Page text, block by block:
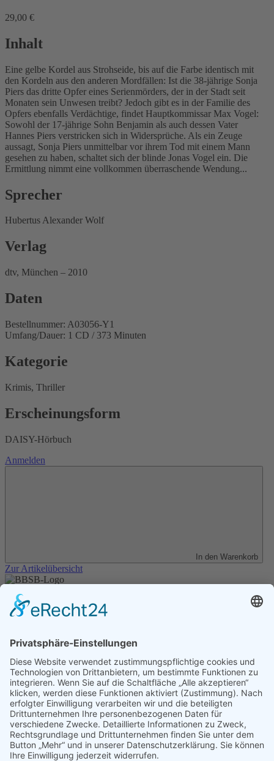
29,00 €
Inhalt
Eine gelbe Kordel aus Strohseide, bis auf die Farbe identisch mit
den Kordeln aus den anderen Mordfällen: Ist die 38-jährige Sonja
Piers das dritte Opfer eines Serienmörders, der in der Stadt seit
Monaten sein Unwesen treibt? Jedoch gibt es in der Familie des
Opfers ebenfalls Verdächtige, findet Hauptkommissar Max Vogel:
Sowohl der 17-jährige Sohn Benjamin als auch dessen Vater
Hannes Piers verstricken sich in Widersprüche. Als ein Zeuge
aussagt, Sonja Piers unmittelbar vor ihrem Tod mit einem Mann
gesehen zu haben, schaltet sich der blinde Jonas Vogel ein. Die
Ermittlung nimmt eine vollkommen überraschende Wendung...
Sprecher
Hubertus Alexander Wolf
Verlag
dtv, München – 2010
Daten
Bestellnummer: A03056-Y1
Umfang/Dauer: 1 CD / 373 Minuten
Kategorie
Krimis, Thriller
Erscheinungsform
DAISY-Hörbuch
Anmelden
In den Warenkorb
Zur Artikelübersicht
Unser Angebot
Shop
Datenschutz
Kontakt
Transparenzerklärung
BBSB-Inform: täglich aktualisierte Infos
für sehbehinderte und blinde Menschen
Anmeldung Newsletter BBSB-Inform